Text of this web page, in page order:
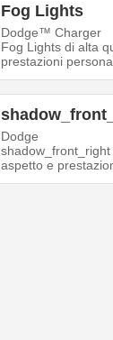
Fog Lights
Dodge™ Charger
Fog Lights di alta
prestazioni
Dodge
aspetto e